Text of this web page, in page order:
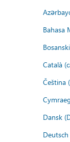
Bahasa
Català
Čeština
Dansk